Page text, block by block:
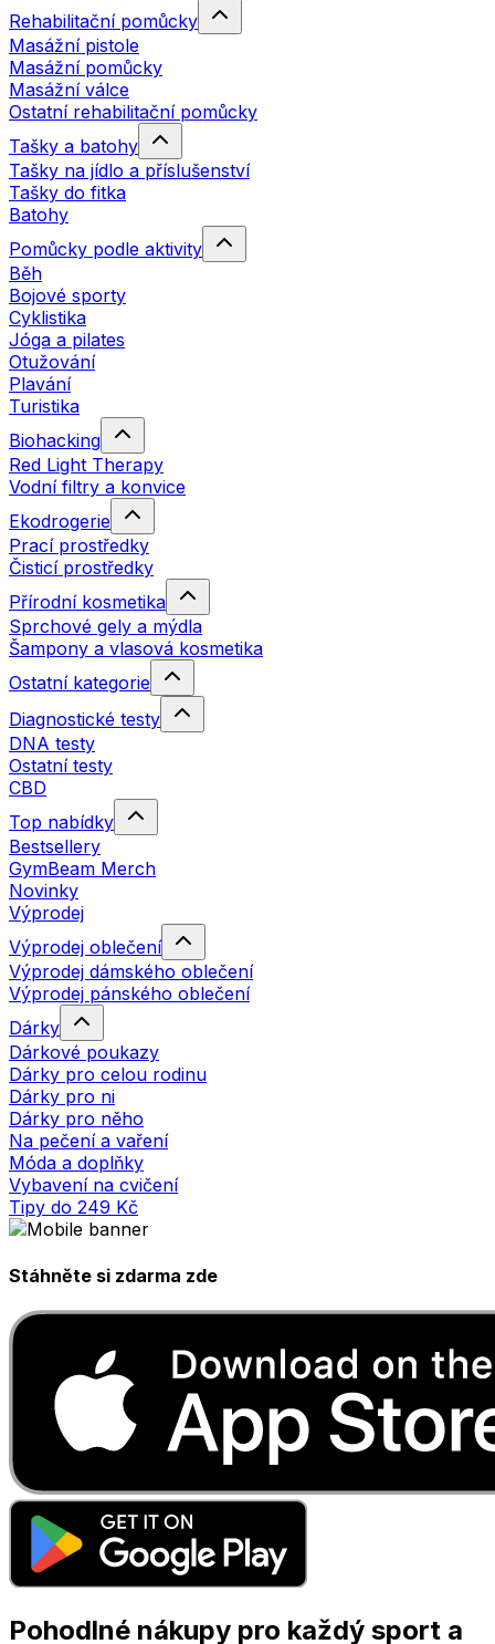
Rehabilitační pomůcky
Masážní pistole
Masážní pomůcky
Masážní válce
Ostatní rehabilitační pomůcky
Tašky a batohy
Tašky na jídlo a příslušenství
Tašky do fitka
Batohy
Pomůcky podle aktivity
Běh
Bojové sporty
Cyklistika
Jóga a pilates
Otužování
Plavání
Turistika
Biohacking
Red Light Therapy
Vodní filtry a konvice
Ekodrogerie
Prací prostředky
Čisticí prostředky
Přírodní kosmetika
Sprchové gely a mýdla
Šampony a vlasová kosmetika
Ostatní kategorie
Diagnostické testy
DNA testy
Ostatní testy
CBD
Top nabídky
Bestsellery
GymBeam Merch
Novinky
Výprodej
Výprodej oblečení
Výprodej dámského oblečení
Výprodej pánského oblečení
Dárky
Dárkové poukazy
Dárky pro celou rodinu
Dárky pro ni
Dárky pro něho
Na pečení a vaření
Móda a doplňky
Vybavení na cvičení
Tipy do 249 Kč
Stáhněte si zdarma zde
Pohodlné nákupy pro každý sport a